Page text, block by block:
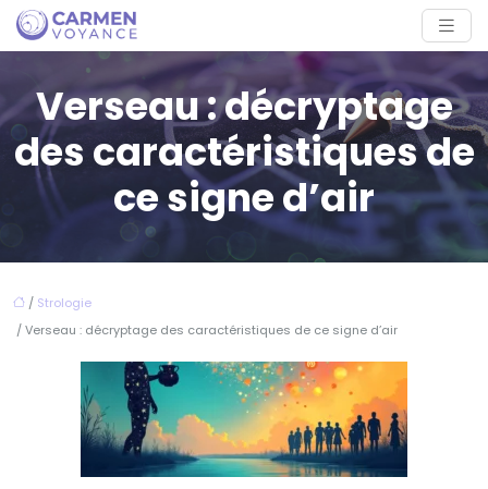
Verseau : décryptage
des caractéristiques de
ce signe d’air
/ Strologie
/ Verseau : décryptage des caractéristiques de ce signe d’air